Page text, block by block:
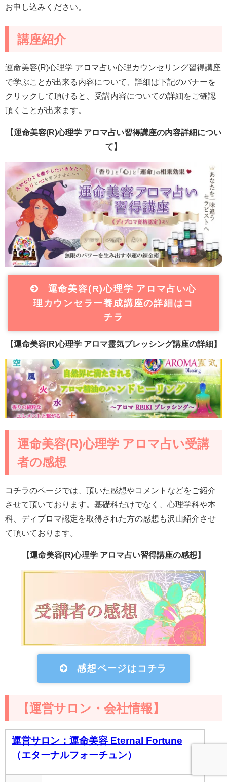
お申し込みください。
講座紹介
運命美容(R)心理学 アロマ占い心理カウンセリング習得講座
で学ぶことが出来る内容について、詳細は下記のバナーを
クリックして頂けると、受講内容についての詳細をご確認
頂くことが出来ます。
【運命美容(R)心理学 アロマ占い習得講座の内容詳細につい
て】
運命美容(R)心理学 アロマ占い心
理カウンセラー養成講座の詳細はコ
チラ
【運命美容(R)心理学 アロマ霊気ブレッシング講座の詳細】
運命美容(R)心理学 アロマ占い受講
者の感想
コチラのページでは、頂いた感想やコメントなどをご紹介
させて頂いております。基礎科だけでなく、心理学科や本
科、ディプロマ認定を取得された方の感想も沢山紹介させ
て頂いております。
【運命美容(R)心理学 アロマ占い習得講座の感想】
感想ページはコチラ
【運営サロン・会社情報】
運営サロン：運命美容 Eternal Fortune
（エターナルフォーチュン）